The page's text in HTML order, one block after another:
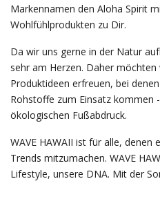
Markennamen den Aloha Spirit
Wohlfühlprodukten zu Dir.
Da wir uns gerne in der Natur
sehr am Herzen. Daher
Produktideen erfreuen, bei
Rohstoffe zum Einsatz kommen
ökologischen Fußabdruck.
WAVE HAWAII ist für alle, denen
Trends mitzumachen. WAVE
Lifestyle, unsere DNA. Mit der